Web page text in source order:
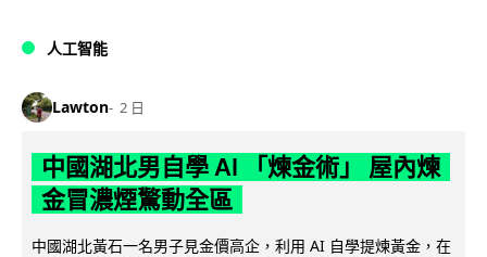
人工智能
Lawton 2 日
中國湖北男自學 AI 「煉金術」 屋內煉
金冒濃煙驚動全區
中國湖北黃石一名男子見金價高企，利用 AI 自學提煉黃金，在